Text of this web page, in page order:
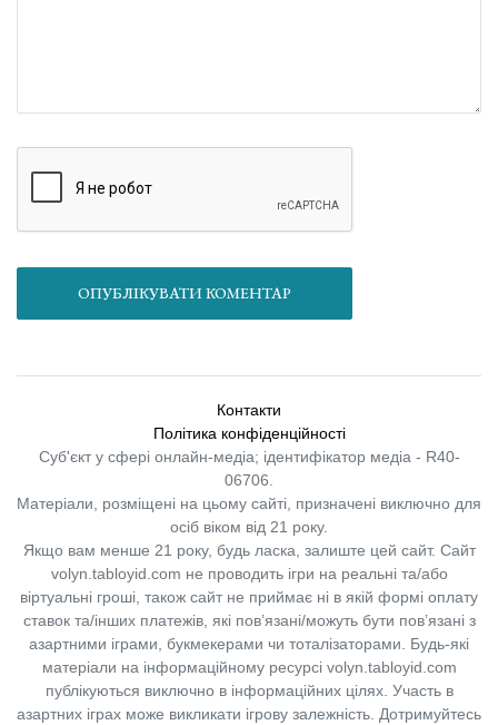
ОПУБЛІКУВАТИ КОМЕНТАР
Контакти
Політика конфіденційності
Суб'єкт у сфері онлайн-медіа; ідентифікатор медіа - R40-
06706.
Матеріали, розміщені на цьому сайті, призначені виключно для
осіб віком від 21 року.
Якщо вам менше 21 року, будь ласка, залиште цей сайт. Сайт
volyn.tabloyid.com не проводить ігри на реальні та/або
віртуальні гроші, також сайт не приймає ні в якій формі оплату
ставок та/інших платежів, які пов’язані/можуть бути пов’язані з
азартними іграми, букмекерами чи тоталізаторами. Будь-які
матеріали на інформаційному ресурсі volyn.tabloyid.com
публікуються виключно в інформаційних цілях. Участь в
азартних іграх може викликати ігрову залежність. Дотримуйтесь